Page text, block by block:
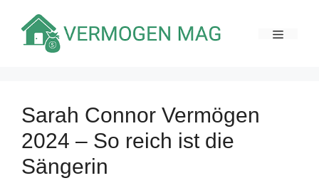
Inhalt
springen
Sarah Connor Vermögen
2024 – So reich ist die
Sängerin